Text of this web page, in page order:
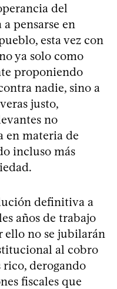
del
pensarse en
esta vez con
ya solo como
proponiendo
nadie, sino a
justo,
no
en materia de
incluso más
definitiva a
años de trabajo
ello no se jubilarán
al cobro
rico, derogando
fiscales que